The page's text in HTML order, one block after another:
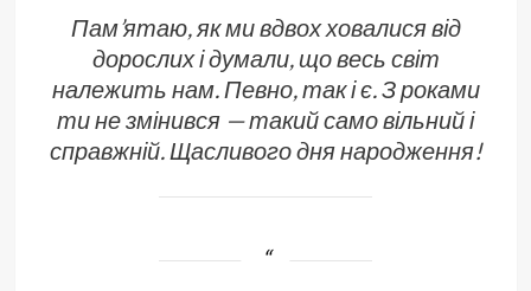
Пам’ятаю, як ми вдвох ховалися від
дорослих і думали, що весь світ
належить нам. Певно, так і є. З роками
ти не змінився — такий само вільний і
справжній. Щасливого дня народження!